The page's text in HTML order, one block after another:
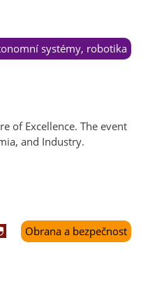
systémy, robotika
of Excellence. The event
and Industry.
Obrana a bezpečnost